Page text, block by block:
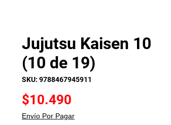
Jujutsu Kaisen 10
(10 de 19)
SKU: 9788467945911
$10.490
Envío Por Pagar